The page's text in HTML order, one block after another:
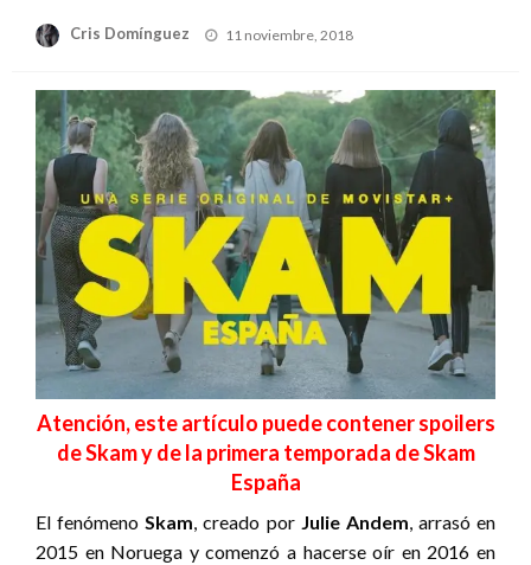
Cris Domínguez
Publicado
11 noviembre, 2018
Atención, este artículo puede contener spoilers
de Skam y de la primera temporada de Skam
España
El fenómenoSkam, creado por Julie Andem, arrasó en
2015 en Noruega y comenzó a hacerse oír en 2016 en